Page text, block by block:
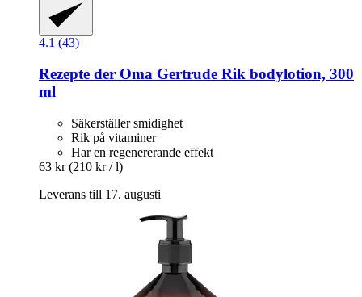
4.1 (43)
Rezepte der Oma Gertrude Rik bodylotion, 300
ml
Säkerställer smidighet
Rik på vitaminer
Har en regenererande effekt
63 kr (210 kr / l)
Leverans till 17. augusti